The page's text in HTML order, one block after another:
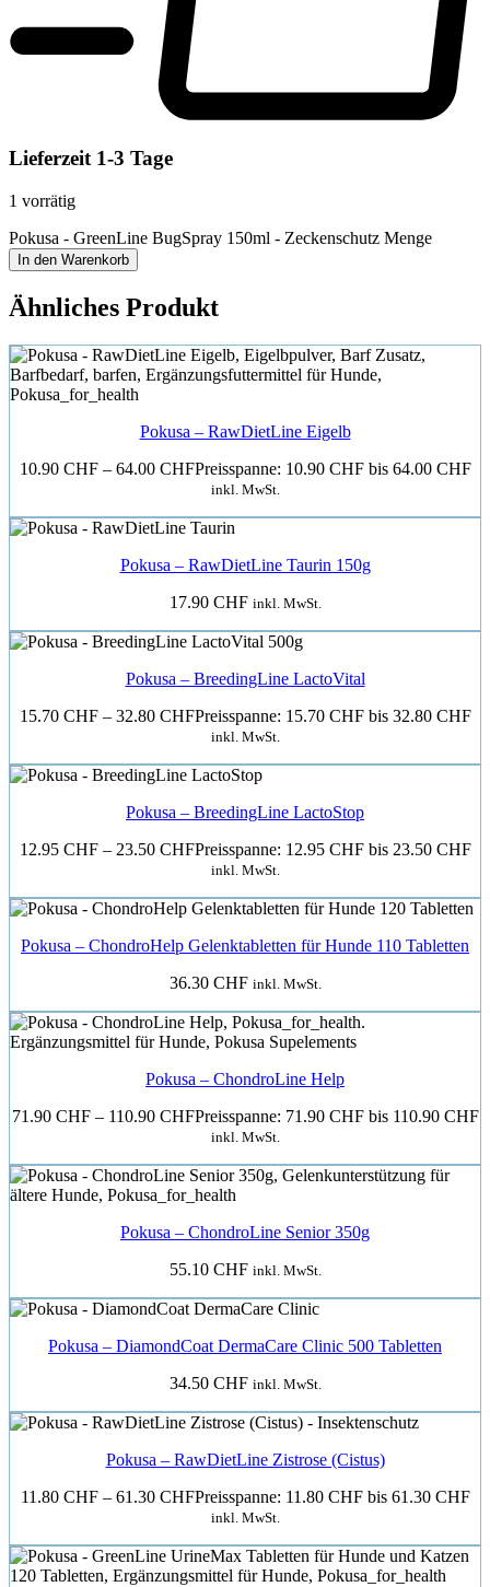
Lieferzeit 1-3 Tage
1 vorrätig
Pokusa - GreenLine BugSpray 150ml - Zeckenschutz Menge
In den Warenkorb
Ähnliches Produkt
Pokusa – RawDietLine Eigelb
10.90 CHF – 64.00 CHFPreisspanne: 10.90 CHF bis 64.00 CHF
inkl. MwSt.
Pokusa – RawDietLine Taurin 150g
17.90 CHF inkl. MwSt.
Pokusa – BreedingLine LactoVital
15.70 CHF – 32.80 CHFPreisspanne: 15.70 CHF bis 32.80 CHF
inkl. MwSt.
Pokusa – BreedingLine LactoStop
12.95 CHF – 23.50 CHFPreisspanne: 12.95 CHF bis 23.50 CHF
inkl. MwSt.
Pokusa – ChondroHelp Gelenktabletten für Hunde 110 Tabletten
36.30 CHF inkl. MwSt.
Pokusa – ChondroLine Help
71.90 CHF – 110.90 CHFPreisspanne: 71.90 CHF bis 110.90 CHF
inkl. MwSt.
Pokusa – ChondroLine Senior 350g
55.10 CHF inkl. MwSt.
Pokusa – DiamondCoat DermaCare Clinic 500 Tabletten
34.50 CHF inkl. MwSt.
Pokusa – RawDietLine Zistrose (Cistus)
11.80 CHF – 61.30 CHFPreisspanne: 11.80 CHF bis 61.30 CHF
inkl. MwSt.